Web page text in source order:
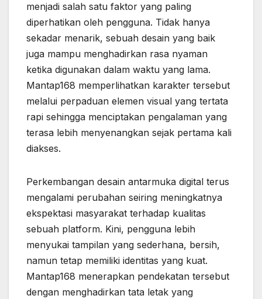
menjadi salah satu faktor yang paling
diperhatikan oleh pengguna. Tidak hanya
sekadar menarik, sebuah desain yang baik
juga mampu menghadirkan rasa nyaman
ketika digunakan dalam waktu yang lama.
Mantap168 memperlihatkan karakter tersebut
melalui perpaduan elemen visual yang tertata
rapi sehingga menciptakan pengalaman yang
terasa lebih menyenangkan sejak pertama kali
diakses.
Perkembangan desain antarmuka digital terus
mengalami perubahan seiring meningkatnya
ekspektasi masyarakat terhadap kualitas
sebuah platform. Kini, pengguna lebih
menyukai tampilan yang sederhana, bersih,
namun tetap memiliki identitas yang kuat.
Mantap168 menerapkan pendekatan tersebut
dengan menghadirkan tata letak yang